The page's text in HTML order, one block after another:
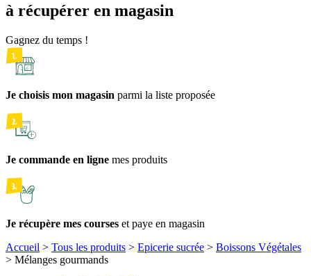
à récupérer en magasin
Gagnez du temps !
Je choisis mon magasin parmi la liste proposée
Je commande en ligne mes produits
Je récupère mes courses et paye en magasin
Accueil > Tous les produits > Epicerie sucrée > Boissons Végétales
> Mélanges gourmands